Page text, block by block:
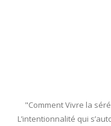
"Comment Vivre la
L’intentionnalité qui